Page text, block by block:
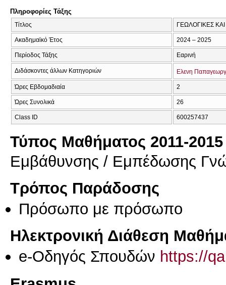
Πληροφορίες Τάξης
Τίτλος ΓΕΩΛΟΓΙΚΕΣ
Ακαδημαϊκό Έτος 2024 – 2025
Περίοδος Τάξης Εαρινή
Διδάσκοντες άλλων Κατηγοριών Ελενη
Ώρες Εβδομαδιαία 2
Ώρες Συνολικά 26
Class ID 600257437
Τύπος Μαθήματος 2011-2015
Εμβάθυνσης / Εμπέδωσης
Τρόπος Παράδοσης
Πρόσωπο με πρόσωπο
Ηλεκτρονική Διάθεση
e-Οδηγός Σπουδών https://